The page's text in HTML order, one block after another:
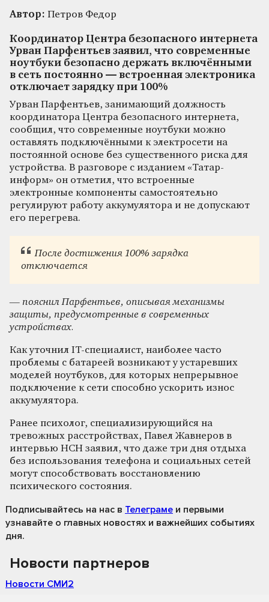
Автор: Петров Федор
Координатор Центра безопасного интернета
Урван Парфентьев заявил, что современные
ноутбуки безопасно держать включёнными
в сеть постоянно — встроенная электроника
отключает зарядку при 100%
Урван Парфентьев, занимающий должность
координатора Центра безопасного интернета,
сообщил, что современные ноутбуки можно
оставлять подключёнными к электросети на
постоянной основе без существенного риска для
устройства. В разговоре с изданием «Татар-
информ» он отметил, что встроенные
электронные компоненты самостоятельно
регулируют работу аккумулятора и не допускают
его перегрева.
После достижения 100% зарядка
отключается
— пояснил Парфентьев, описывая механизмы
защиты, предусмотренные в современных
устройствах.
Как уточнил IT-специалист, наиболее часто
проблемы с батареей возникают у устаревших
моделей ноутбуков, для которых непрерывное
подключение к сети способно ускорить износ
аккумулятора.
Ранее психолог, специализирующийся на
тревожных расстройствах, Павел Жавнеров в
интервью НСН заявил, что даже три дня отдыха
без использования телефона и социальных сетей
могут способствовать восстановлению
психического состояния.
Подписывайтесь на нас в Телеграме и первыми
узнавайте о главных новостях и важнейших событиях
дня.
Новости партнеров
Новости СМИ2